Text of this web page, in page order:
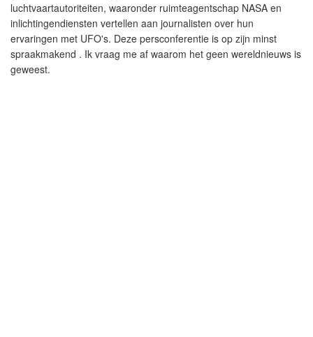
luchtvaartautoriteiten, waaronder ruimteagentschap NASA en
inlichtingendiensten vertellen aan journalisten over hun
ervaringen met UFO's. Deze persconferentie is op zijn minst
spraakmakend . Ik vraag me af waarom het geen wereldnieuws is
geweest.